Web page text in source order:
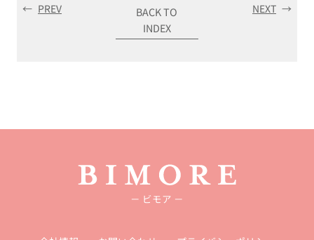
← PREV
BACK TO
INDEX
NEXT →
－ ビモア －